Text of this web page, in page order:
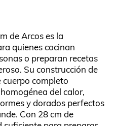
de Arcos es la
quienes cocinan
o preparan recetas
Su construcción de
completo
del calor,
y dorados perfectos
Con 28 cm de